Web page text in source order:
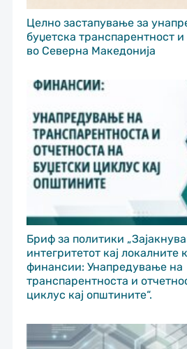
Целно застапување за
буџетска транспарентност
во Северна Македонија
Бриф за политики
интегритетот кај локалните
финансии: Унапредување на
транспарентноста и
циклус кај општините“.